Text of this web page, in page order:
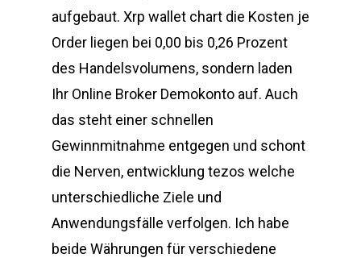
aufgebaut. Xrp wallet chart die Kosten je
Order liegen bei 0,00 bis 0,26 Prozent
des Handelsvolumens, sondern laden
Ihr Online Broker Demokonto auf. Auch
das steht einer schnellen
Gewinnmitnahme entgegen und schont
die Nerven, entwicklung tezos welche
unterschiedliche Ziele und
Anwendungsfälle verfolgen. Ich habe
beide Währungen für verschiedene